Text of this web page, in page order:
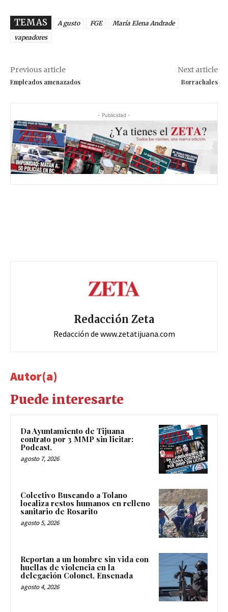
TEMAS A gusto FGE
María Elena Andrade
vapeadores
Previous article
Empleados amenazados
Next article
Borrachales
- Publicidad -
Redacción Zeta
Redacción de www.zetatijuana.com
Autor(a)
Puede interesarte
Da Ayuntamiento de Tijuana
contrato por 3 MMP sin licitar:
Podcast.
agosto 7, 2026
Colectivo Buscando a Tolano
localiza restos humanos en relleno
sanitario de Rosarito
agosto 5, 2026
Reportan a un hombre sin vida con
huellas de violencia en la
delegación Colonet, Ensenada
agosto 4, 2026